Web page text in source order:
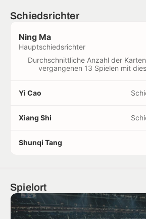
Schiedsrichter
Ning Ma
Hauptschiedsrichter
Durchschnittliche Anzahl der
vergangenen 13 Spielen mit
Yi Cao
Xiang Shi
Shunqi Tang
Spielort